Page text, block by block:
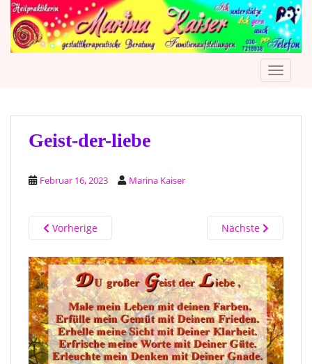
Geist-der-liebe
Februar 16, 2023 Marina Kaiser
Vorherige Nächste